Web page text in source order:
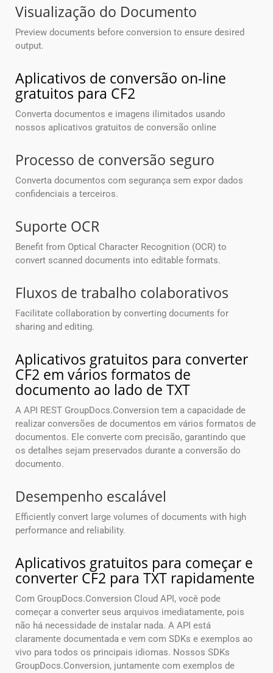
Visualização do Documento
Preview documents before conversion to ensure desired
output.
Aplicativos de conversão on-line
gratuitos para CF2
Converta documentos e imagens ilimitados usando
nossos aplicativos gratuitos de conversão online
Processo de conversão seguro
Converta documentos com segurança sem expor dados
confidenciais a terceiros.
Suporte OCR
Benefit from Optical Character Recognition (OCR) to
convert scanned documents into editable formats.
Fluxos de trabalho colaborativos
Facilitate collaboration by converting documents for
sharing and editing.
Aplicativos gratuitos para converter
CF2 em vários formatos de
documento ao lado de TXT
A API REST GroupDocs.Conversion tem a capacidade de
realizar conversões de documentos em vários formatos de
documentos. Ele converte com precisão, garantindo que
os detalhes sejam preservados durante a conversão do
documento.
Desempenho escalável
Efficiently convert large volumes of documents with high
performance and reliability.
Aplicativos gratuitos para começar e
converter CF2 para TXT rapidamente
Com GroupDocs.Conversion Cloud API, você pode
começar a converter seus arquivos imediatamente, pois
não há necessidade de instalar nada. A API está
claramente documentada e vem com SDKs e exemplos ao
vivo para todos os principais idiomas. Nossos SDKs
GroupDocs.Conversion, juntamente com exemplos de